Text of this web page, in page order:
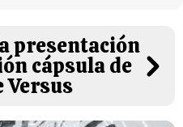
presentación
cápsula de
Versus